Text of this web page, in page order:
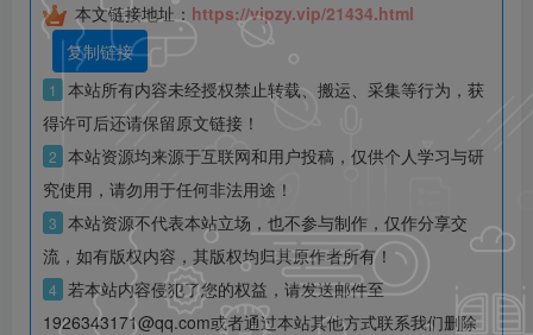
本文链接地址： https://vipzy.vip/21434.html
复制链接
1
本站所有内容未经授权禁止转载、搬运、采集等行为，获
得许可后还请保留原文链接！
2 本站资源均来源于互联网和用户投稿，仅供个人学习与研
究使用，请勿用于任何非法用途！
3 本站资源不代表本站立场，也不参与制作，仅作分享交
流，如有版权内容，其版权均归其原作者所有！
4 若本站内容侵犯了您的权益，请发送邮件至
1926343171@qq.com或者通过本站其他方式联系我们删除